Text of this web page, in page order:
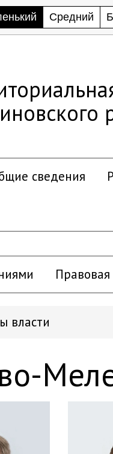
Средний
сведения
Правовая
власти